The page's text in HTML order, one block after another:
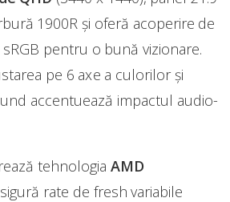
1900R și oferă acoperire de
pentru o bună vizionare.
pe 6 axe a culorilor și
accentuează impactul audio-
tehnologia AMD
rate de fresh variabile